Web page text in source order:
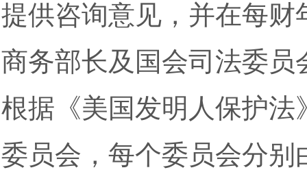
提供咨询意见，并在每
商务部长及国会司法委员
根据《美国发明人保护
委员会，每个委员会分